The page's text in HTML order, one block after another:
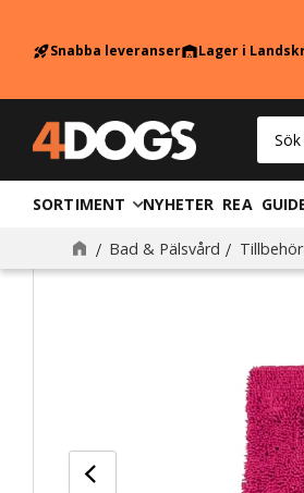
rocket_launchSnabba leveranserwarehouseLager i
SORTIMENT NYHETER REA
Bad & Pälsvård